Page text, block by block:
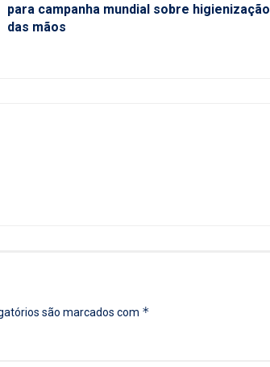
para campanha mundial sobre higienização
das mãos
são marcados com *